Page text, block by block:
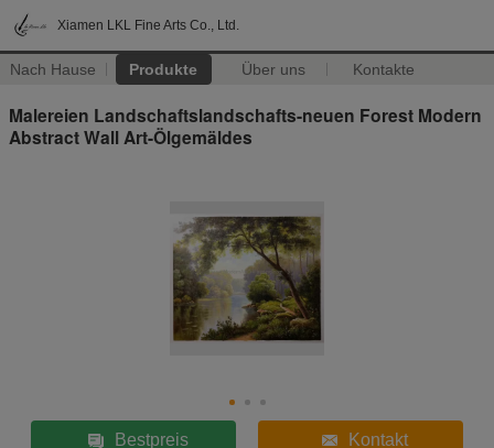
Xiamen LKL Fine Arts Co., Ltd.
Nach Hause Produkte Über uns Kontakte
Malereien Landschaftslandschafts-neuen Forest Modern
Abstract Wall Art-Ölgemäldes
Bestpreis Kontakt